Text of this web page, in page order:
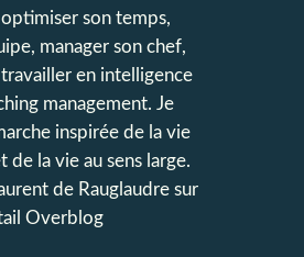
son temps,
manager son chef,
en intelligence
management. Je
inspirée de la vie
de la vie au sens large.
de Rauglaudresur
Overblog